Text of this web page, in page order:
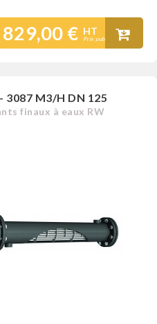
€ HT
Prix public
3087 M3/H DN 125
finaux à eaux RW